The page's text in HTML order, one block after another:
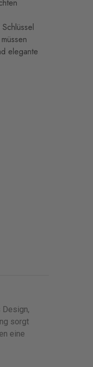
elegante
sorgt
eine